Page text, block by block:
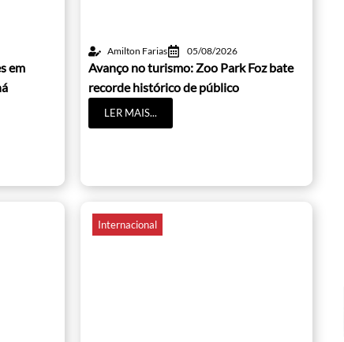
em
Amilton Farias 05/08/2026
Avanço no turismo: Zoo Park Foz bate
recorde histórico de público
LER MAIS...
Internacional